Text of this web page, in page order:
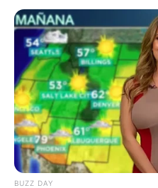
BUZZ DAY